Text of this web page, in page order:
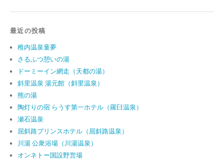
最近の投稿
稚内温泉童夢
さるふつ憩いの湯
ドーミーイン網走（天都の湯）
斜里温泉 湯元館（斜里温泉）
熊の湯
陶灯りの宿 らうす第一ホテル（羅臼温泉）
瀬石温泉
屈斜路プリンスホテル（屈斜路温泉）
川湯 公衆浴場（川湯温泉）
オンネトー国設野営場